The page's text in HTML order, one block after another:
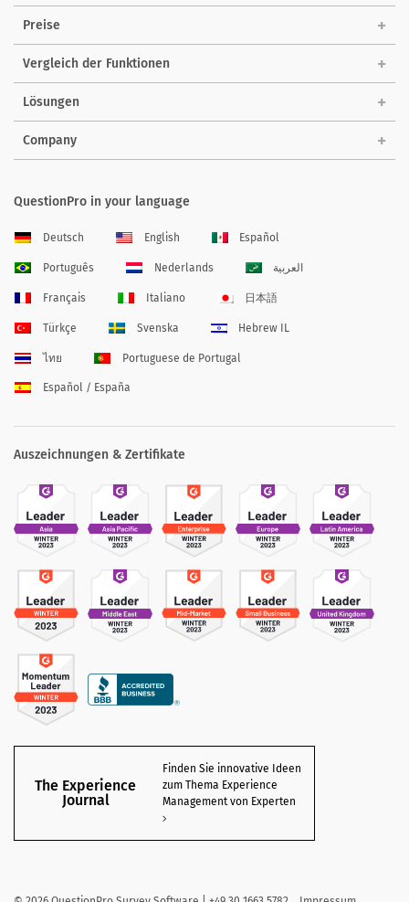
Preise
Vergleich der Funktionen
Lösungen
Company
QuestionPro in your language
Deutsch English Español
Português Nederlands العربية
Français Italiano 日本語
Türkçe Svenska Hebrew IL
ไทย Portuguese de Portugal
Español / España
Auszeichnungen & Zertifikate
The Experience
Journal
Finden Sie innovative Ideen
zum Thema Experience
Management von Experten